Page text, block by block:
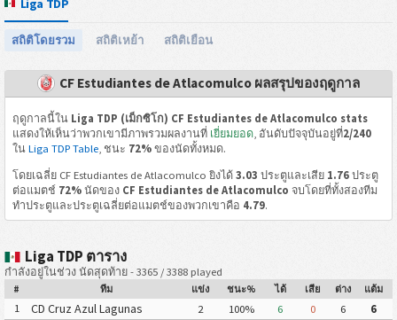
Liga TDP
สถิติโดยรวม สถิติเหย้า สถิติเยือน
CF Estudiantes de Atlacomulco ผลสรุปของฤดูกาล
ฤดูกาลนี้ใน Liga TDP (เม็กซิโก) CF Estudiantes de Atlacomulco stats
แสดงให้เห็นว่าพวกเขามีภาพรวมผลงานที่ เยี่ยมยอด, อันดับปัจจุบันอยู่ที่2/240
ใน Liga TDP Table, ชนะ 72%ของนัดทั้งหมด.
โดยเฉลี่ย CF Estudiantes de Atlacomulco ยิงได้ 3.03 ประตูและเสีย 1.76ประตู
ต่อแมตช์ 72%นัดของ CF Estudiantes de Atlacomulco จบโดยที่ทั้งสองทีม
ทำประตูและประตูเฉลี่ยต่อแมตช์ของพวกเขาคือ 4.79.
Liga TDP ตาราง
กำลังอยู่ในช่วง นัดสุดท้าย - 3365 / 3388 played
# ทีม แข่ง ชนะ% ได้ เสีย ต่าง แต้ม
1 CD Cruz Azul Lagunas 2 100% 6 0 6
6